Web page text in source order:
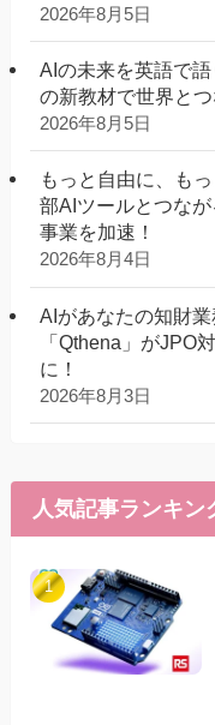
2026年8月5日
AIの未来を英語で
の新教材で世界と
2026年8月5日
もっと自由に、も
部AIツールとつな
事業を加速！
2026年8月4日
AIがあなたの知財
「Qthena」がJPO
に！
2026年8月3日
人気記事ランキン